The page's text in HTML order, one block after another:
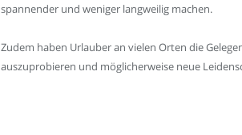
spannender und weniger langweilig machen.
Zudem haben Urlauber an vielen Orten die
auszuprobieren und möglicherweise neue